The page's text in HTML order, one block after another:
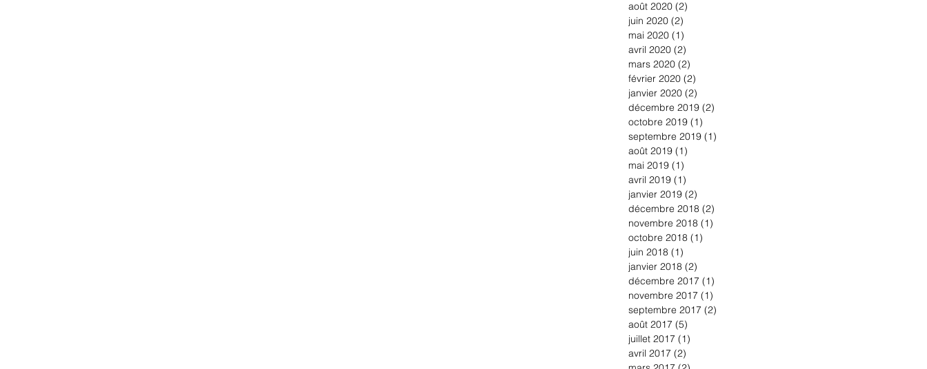
août 2020 (2)
juin 2020 (2)
mai 2020 (1)
avril 2020 (2)
mars 2020 (2)
février 2020 (2)
janvier 2020 (2)
décembre 2019 (2)
octobre 2019 (1)
septembre 2019 (1)
août 2019 (1)
mai 2019 (1)
avril 2019 (1)
janvier 2019 (2)
décembre 2018 (2)
novembre 2018 (1)
octobre 2018 (1)
juin 2018 (1)
janvier 2018 (2)
décembre 2017 (1)
novembre 2017 (1)
septembre 2017 (2)
août 2017 (5)
juillet 2017 (1)
avril 2017 (2)